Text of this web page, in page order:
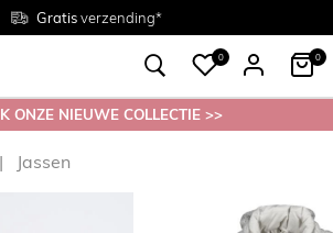
Gratisverzending*
Maten38 - 54
Gratisretourneren in de winkel
0 0
ONZE NIEUWE COLLECTIE >>
Jassen